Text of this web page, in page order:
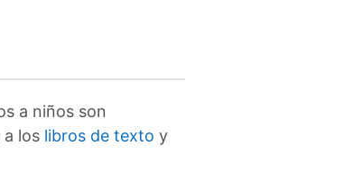
a niños son
los libros de texto y